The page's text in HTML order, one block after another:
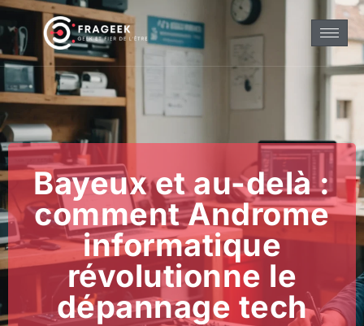
Bayeux et au-delà :
comment Androme
informatique
révolutionne le
dépannage tech